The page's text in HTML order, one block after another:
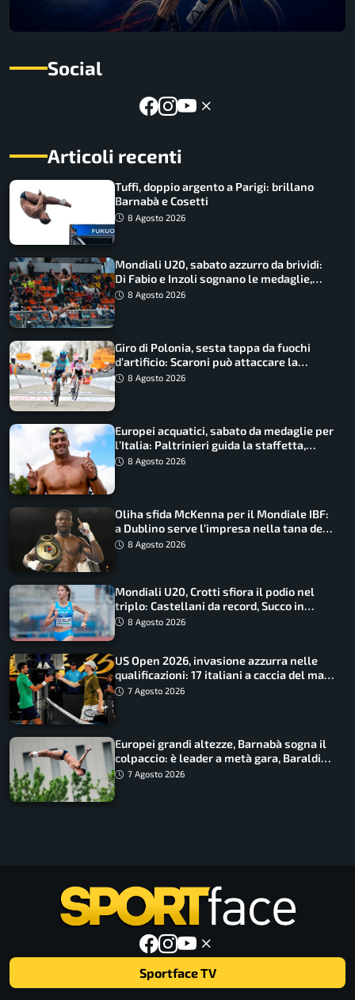
Social
Articoli recenti
Tuffi, doppio argento a Parigi: brillano
Barnabà e Cosetti
8 Agosto 2026
Mondiali U20, sabato azzurro da brividi:
Di Fabio e Inzoli sognano le medaglie,
Castellani e Succo in finale
8 Agosto 2026
Giro di Polonia, sesta tappa da fuochi
d’artificio: Scaroni può attaccare la
maglia di Lemmen
8 Agosto 2026
Europei acquatici, sabato da medaglie per
l’Italia: Paltrinieri guida la staffetta,
Barnabà sogna l’oro dalle grandi altezze
8 Agosto 2026
Oliha sfida McKenna per il Mondiale IBF:
a Dublino serve l’impresa nella tana del
lupo8 Agosto 2026
Mondiali U20, Crotti sfiora il podio nel
triplo: Castellani da record, Succo in
finale
8 Agosto 2026
US Open 2026, invasione azzurra nelle
qualificazioni: 17 italiani a caccia del main
draw7 Agosto 2026
Europei grandi altezze, Barnabà sogna il
colpaccio: è leader a metà gara, Baraldi
ancora in corsa
7 Agosto 2026
Sportface TV